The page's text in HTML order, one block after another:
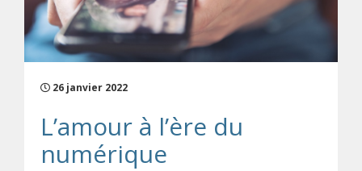
26 janvier 2022
L’amour à l’ère du
numérique